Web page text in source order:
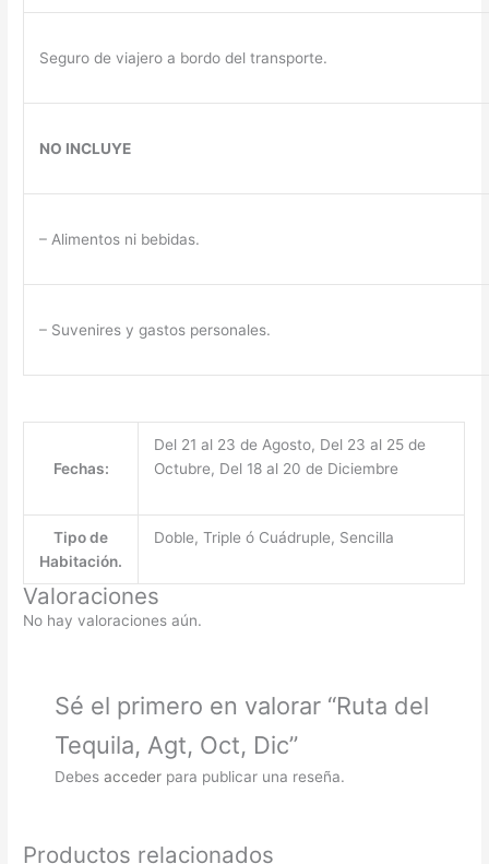
Seguro de viajero a bordo del transporte.
NO INCLUYE
– Alimentos ni bebidas.
– Suvenires y gastos personales.
Fechas:
Del 21 al 23 de Agosto, Del 23 al 25 de
Octubre, Del 18 al 20 de Diciembre
Tipo de
Habitación.
Doble, Triple ó Cuádruple, Sencilla
Valoraciones
No hay valoraciones aún.
Sé el primero en valorar “Ruta del
Tequila, Agt, Oct, Dic”
Debesacceder para publicar una reseña.
Productos relacionados